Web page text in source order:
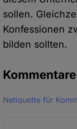
sollen.
Konfessionen
bilden sollten.
Kommentare
Netiquette für